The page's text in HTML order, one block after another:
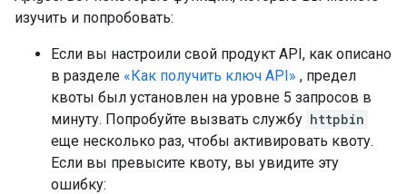
изучить и попробовать:
Если вы настроили свой продукт API, как описано
в разделе «Как получить ключ API» , предел
квоты был установлен на уровне 5 запросов в
минуту. Попробуйте вызвать службу httpbin
еще несколько раз, чтобы активировать квоту.
Если вы превысите квоту, вы увидите эту
ошибку: